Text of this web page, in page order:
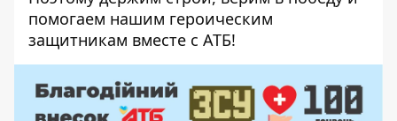
помогаем нашим героическим
защитникам вместе с АТБ!